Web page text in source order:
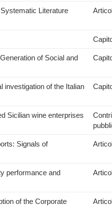
Literature
of Social and
investigation of the Italian
Sicilian wine enterprises
Signals of
performance and
of the Corporate